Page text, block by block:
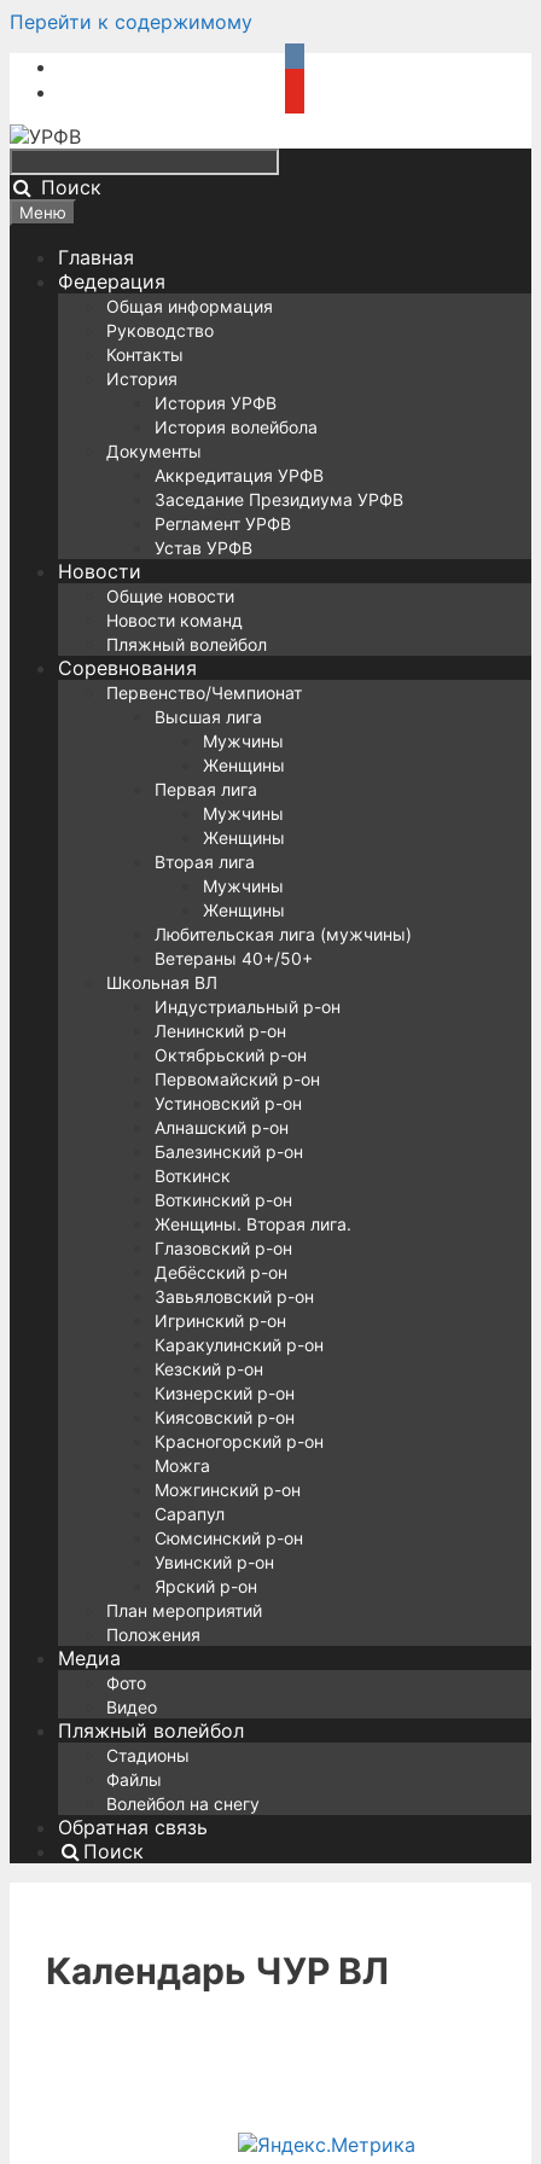
Перейти к содержимому
Поиск
Меню
Главная
Федерация
Общая информация
Руководство
Контакты
История
История УРФВ
История волейбола
Документы
Аккредитация УРФВ
Заседание Президиума УРФВ
Регламент УРФВ
Устав УРФВ
Новости
Общие новости
Новости команд
Пляжный волейбол
Соревнования
Первенство/Чемпионат
Высшая лига
Мужчины
Женщины
Первая лига
Мужчины
Женщины
Вторая лига
Мужчины
Женщины
Любительская лига (мужчины)
Ветераны 40+/50+
Школьная ВЛ
Индустриальный р-он
Ленинский р-он
Октябрьский р-он
Первомайский р-он
Устиновский р-он
Алнашский р-он
Балезинский р-он
Воткинск
Воткинский р-он
Женщины. Вторая лига.
Глазовский р-он
Дебёсский р-он
Завьяловский р-он
Игринский р-он
Каракулинский р-он
Кезский р-он
Кизнерский р-он
Киясовский р-он
Красногорский р-он
Можга
Можгинский р-он
Сарапул
Сюмсинский р-он
Увинский р-он
Ярский р-он
План мероприятий
Положения
Медиа
Фото
Видео
Пляжный волейбол
Стадионы
Файлы
Волейбол на снегу
Обратная связь
Поиск
Календарь ЧУР ВЛ